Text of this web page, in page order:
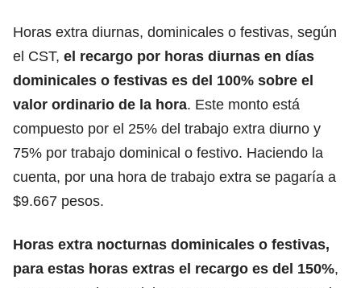
Horas extra diurnas, dominicales o festivas, según
el CST, el recargo por horas diurnas en días
dominicales o festivas es del 100% sobre el
valor ordinario de la hora. Este monto está
compuesto por el 25% del trabajo extra diurno y
75% por trabajo dominical o festivo. Haciendo la
cuenta, por una hora de trabajo extra se pagaría a
$9.667 pesos.
Horas extra nocturnas dominicales o festivas,
para estas horas extras el recargo es del 150%,